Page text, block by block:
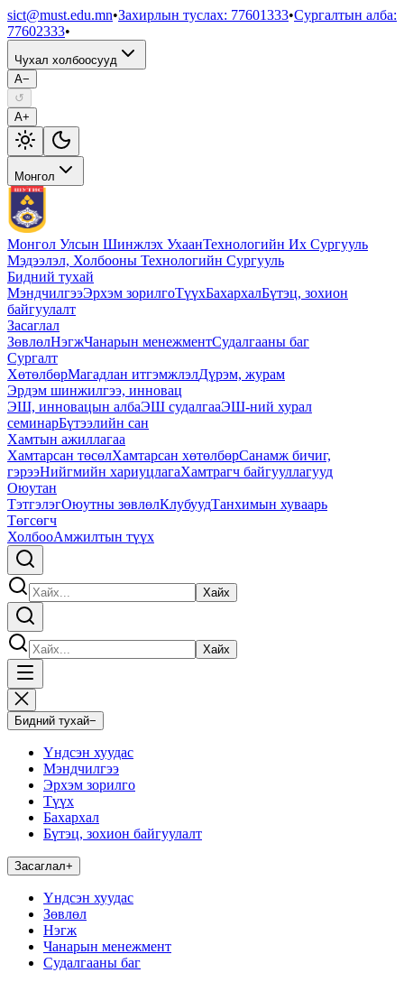
sict@must.edu.mn•Захирлын туслах: 77601333•Сургалтын алба:
77602333•
Чухал холбоосууд
A−
↺
A+
Монгол
Монгол Улсын Шинжлэх УхаанТехнологийн Их Сургууль
Мэдээлэл, Холбооны Технологийн Сургууль
Бидний тухай
МэндчилгээЭрхэм зорилгоТүүхБахархалБүтэц, зохион
байгуулалт
Засаглал
ЗөвлөлНэгжЧанарын менежментСудалгааны баг
Сургалт
ХөтөлбөрМагадлан итгэмжлэлДүрэм, журам
Эрдэм шинжилгээ, инновац
ЭШ, инновацын албаЭШ судалгааЭШ-ний хурал
семинарБүтээлийн сан
Хамтын ажиллагаа
Хамтарсан төсөлХамтарсан хөтөлбөрСанамж бичиг,
гэрээНийгмийн хариуцлагаХамтрагч байгууллагууд
Оюутан
ТэтгэлэгОюутны зөвлөлКлубуудТанхимын хуваарь
Төгсөгч
ХолбооАмжилтын түүх
Хайх
Хайх
Бидний тухай−
Үндсэн хуудас
Мэндчилгээ
Эрхэм зорилго
Түүх
Бахархал
Бүтэц, зохион байгуулалт
Засаглал+
Үндсэн хуудас
Зөвлөл
Нэгж
Чанарын менежмент
Судалгааны баг